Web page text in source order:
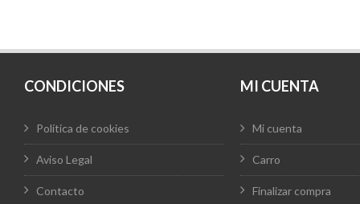
65,00 €.58,00 €.
CONDICIONES
Política de cookies
Aviso Legal
Contacto
MI CUENTA
Mi cuenta
Carro
Finalizar compra